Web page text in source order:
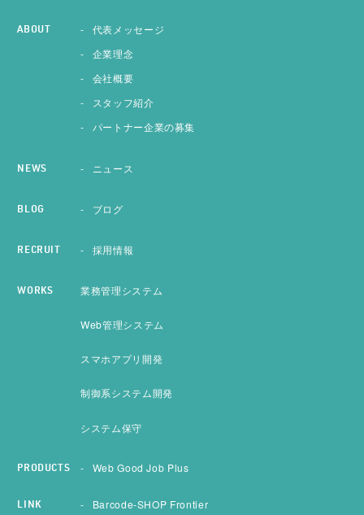
ABOUT
代表メッセージ
企業理念
会社概要
スタッフ紹介
パートナー企業の募集
NEWS ニュース
BLOG ブログ
RECRUIT 採用情報
WORKS 業務管理システム
Web管理システム
スマホアプリ開発
制御系システム開発
システム保守
PRODUCTS Web Good Job Plus
LINK Barcode-SHOP Frontier